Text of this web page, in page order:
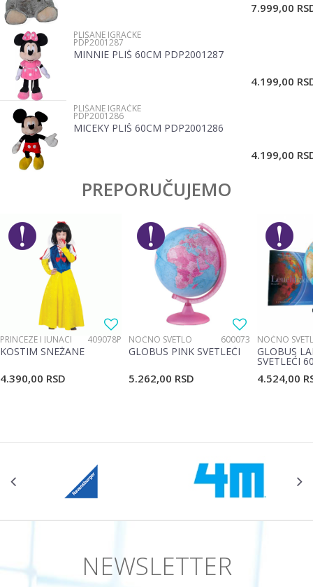
Poruka
7.999,00
PLIŠANE IGRAČKE
PDP2001287
MINNIE PLIŠ 60CM PDP2001287
4.199,00
PLIŠANE IGRAČKE
PDP2001286
MICEKY PLIŠ 60CM PDP2001286
4.199,00
PREPORUČUJEMO
PRINCEZE I JUNACI 409078P
KOSTIM SNEŽANE
4.390,00 RSD
NOĆNO SVETLO 600073
GLOBUS PINK SVETLEĆI
5.262,00 RSD
NOĆNO
GLOBUS
SVETLEĆI
4.524,00
NEWSLETTER